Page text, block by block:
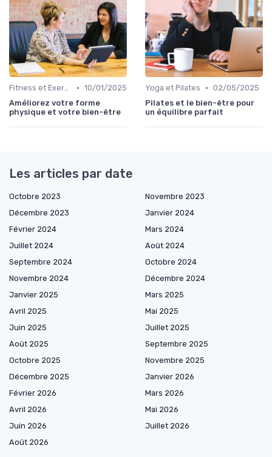
Fitness et Exercices • 10/01/2025
Améliorez votre forme
physique et votre bien-être
Yoga et Pilates • 02/05/2025
Pilates et le bien-être pour
un équilibre parfait
Les articles par date
Octobre 2023
Novembre 2023
Décembre 2023
Janvier 2024
Février 2024
Mars 2024
Juillet 2024
Août 2024
Septembre 2024
Octobre 2024
Novembre 2024
Décembre 2024
Janvier 2025
Mars 2025
Avril 2025
Mai 2025
Juin 2025
Juillet 2025
Août 2025
Septembre 2025
Octobre 2025
Novembre 2025
Décembre 2025
Janvier 2026
Février 2026
Mars 2026
Avril 2026
Mai 2026
Juin 2026
Juillet 2026
Août 2026